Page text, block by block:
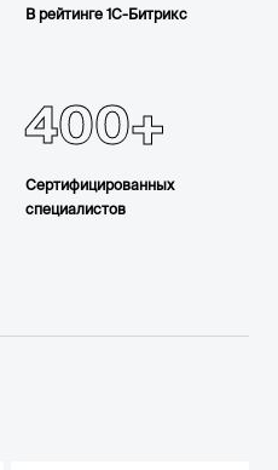
В рейтинге 1С-Битрикс
400
Сертифицированных
специалистов